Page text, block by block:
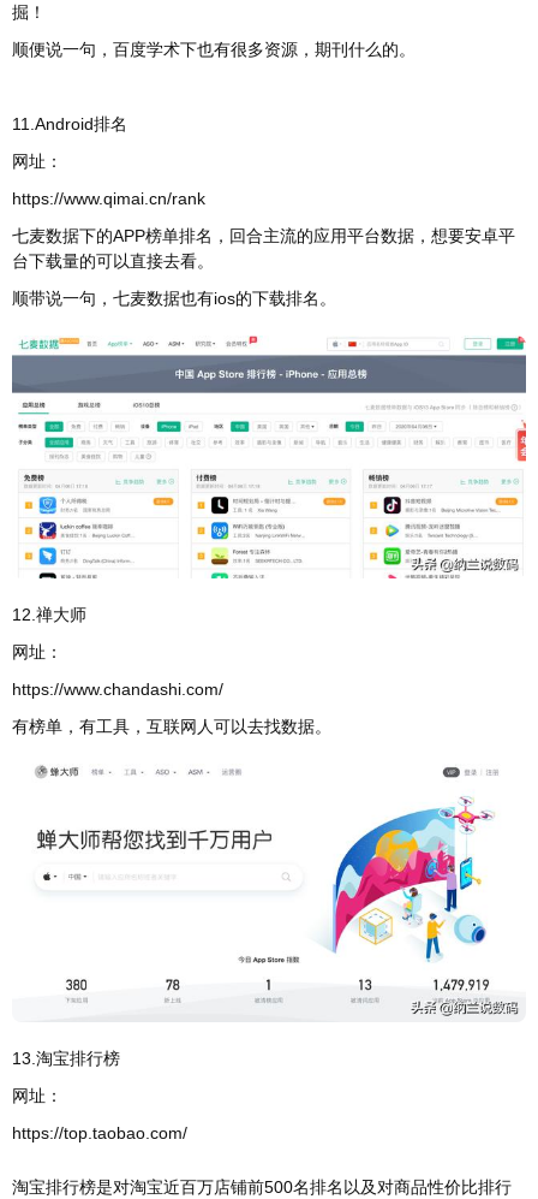
掘！
顺便说一句，百度学术下也有很多资源，期刊什么的。
11.Android排名
网址：
https://www.qimai.cn/rank
七麦数据下的APP榜单排名，回合主流的应用平台数据，想要安卓平
台下载量的可以直接去看。
顺带说一句，七麦数据也有ios的下载排名。
12.禅大师
网址：
https://www.chandashi.com/
有榜单，有工具，互联网人可以去找数据。
13.淘宝排行榜
网址：
https://top.taobao.com/
淘宝排行榜是对淘宝近百万店铺前500名排名以及对商品性价比排行